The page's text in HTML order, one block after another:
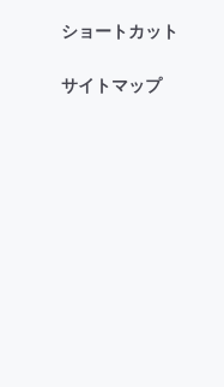
ショートカット
サイトマップ